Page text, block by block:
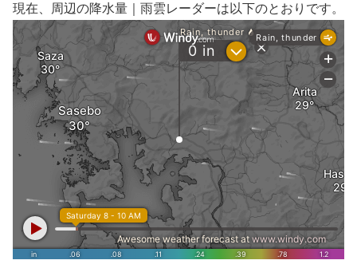
現在、周辺の降水量｜雨雲レーダーは以下のとおりです。